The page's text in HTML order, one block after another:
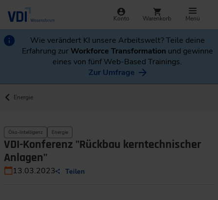
Konto Warenkorb Menü
Wie verändert KI unsere Arbeitswelt? Teile deine
Erfahrung zurWorkforce Transformation und gewinne
eines von fünf Web-Based Trainings.
Zur Umfrage
Energie
Öko-Intelligenz Energie
VDI-Konferenz "Rückbau kerntechnischer
Anlagen"
13.03.2023 Teilen